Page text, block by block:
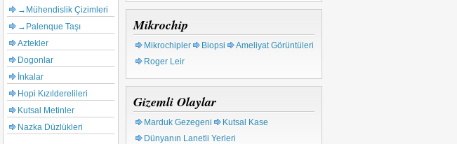
→Mühendislik Çizimleri
→Palenque Taşı
Aztekler
Dogonlar
İnkalar
Hopi Kızılderelileri
Kutsal Metinler
Nazka Düzlükleri
Mikrochip
Mikrochipler Biopsi
Ameliyat Görüntüleri
Roger Leir
Gizemli Olaylar
Marduk Gezegeni
Kutsal Kase
Dünyanın Lanetli Yerleri